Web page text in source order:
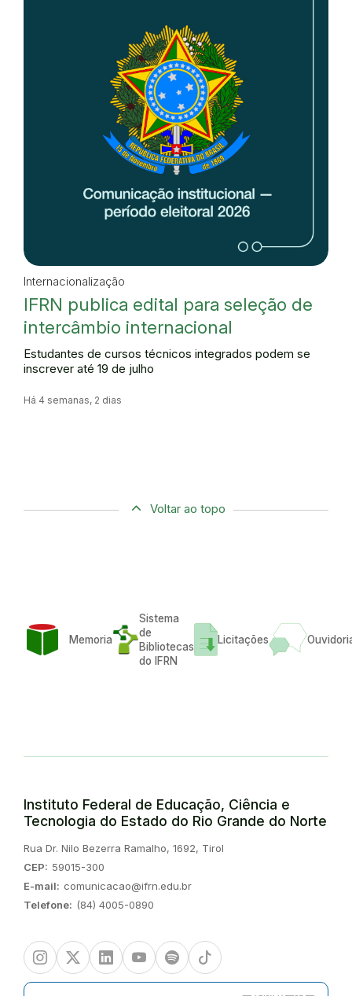
Internacionalização
IFRN publica edital para seleção de
intercâmbio internacional
Estudantes de cursos técnicos integrados podem se
inscrever até 19 de julho
Há 4 semanas, 2 dias
Voltar ao topo
Memoria
Sistema
de
Bibliotecas
do IFRN
Licitações
Instituto Federal de Educação, Ciência e
Tecnologia do Estado do Rio Grande do Norte
Endereço:
Rua Dr. Nilo Bezerra Ramalho, 1692, Tirol
CEP: 59015-300
E-mail: comunicacao@ifrn.edu.br
Telefone: (84) 4005-0890
InstagramTwitter/XLinkedinYoutubeSpotify TikTok